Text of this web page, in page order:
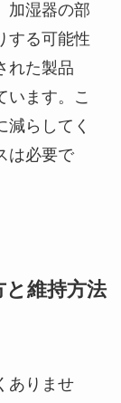
加湿器の部
する可能性
れた製品
います。こ
減らしてく
は必要で
と維持方法
ありませ